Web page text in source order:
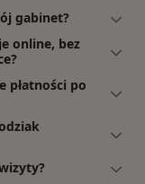
gabinet?
online, bez
płatności po